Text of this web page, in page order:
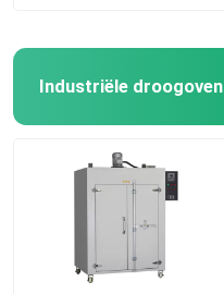
Industriële droogoven